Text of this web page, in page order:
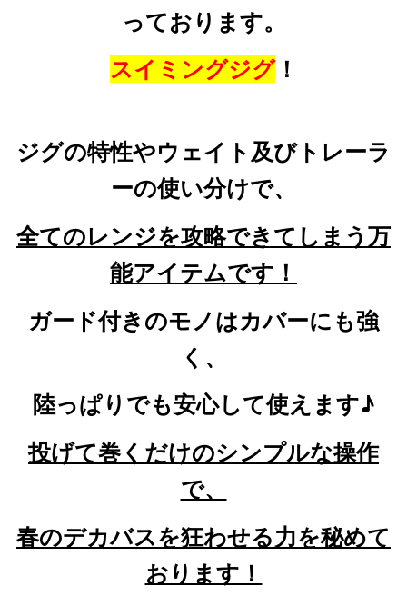
っております。
スイミングジグ！
ジグの特性やウェイト及びトレーラ
ーの使い分けで、
全てのレンジを攻略できてしまう万
能アイテムです！
ガード付きのモノはカバーにも強
く、
陸っぱりでも安心して使えます♪
投げて巻くだけのシンプルな操作
で、
春のデカバスを狂わせる力を秘めて
おります！